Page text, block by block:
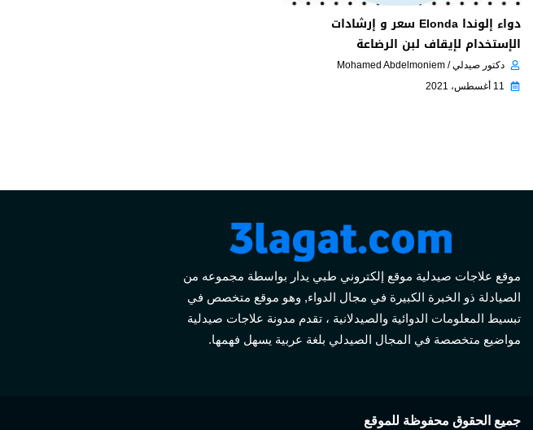
دواء إلوندا Elonda سعر و إرشادات
الإستخدام لإيقاف لبن الرضاعة
دكتور صيدلي / Mohamed Abdelmoniem
11 أغسطس، 2021
موقع علاجات صيدلية موقع إلكتروني طبي يدار بواسطة مجموعه من
الصيادلة ذو الخبرة الكبيرة في مجال الدواء, وهو موقع متخصص في
تبسيط المعلومات الدوائية والصيدلانية ، تقدم مدونة علاجات صيدلية
مواضيع متخصصة في المجال الصيدلي بلغة عربية يسهل فهمها.
جميع الحقوق محفوظة للموقع